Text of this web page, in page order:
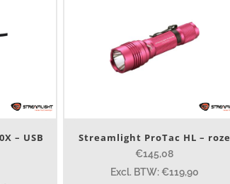
– USB
Streamlight ProTac HL – roze
€145,08
Excl. BTW: €119,90